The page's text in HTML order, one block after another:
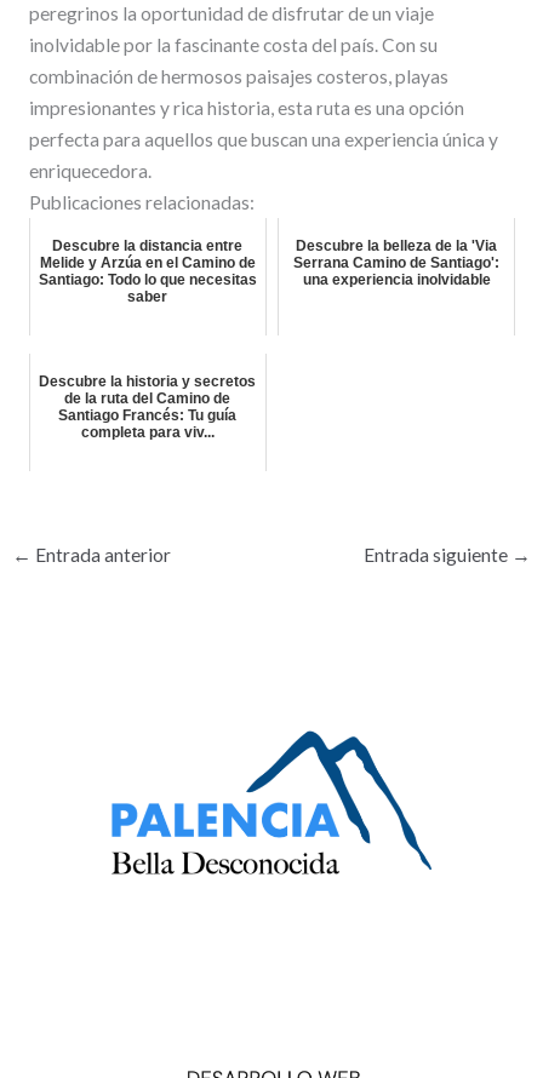
peregrinos la oportunidad de disfrutar de un viaje
inolvidable por la fascinante costa del país. Con su
combinación de hermosos paisajes costeros, playas
impresionantes y rica historia, esta ruta es una opción
perfecta para aquellos que buscan una experiencia única y
enriquecedora.
Publicaciones relacionadas:
Descubre la distancia entre
Melide y Arzúa en el Camino de
Santiago: Todo lo que necesitas
saber
Descubre la belleza de la 'Via
Serrana Camino de Santiago':
una experiencia inolvidable
Descubre la historia y secretos
de la ruta del Camino de
Santiago Francés: Tu guía
completa para viv...
← Entrada anterior Entrada siguiente →